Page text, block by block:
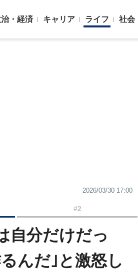
・経済 キャリア ライフ 社会
2026/03/30 17:00
#2
自分だけだっ
んだ｣と激怒し